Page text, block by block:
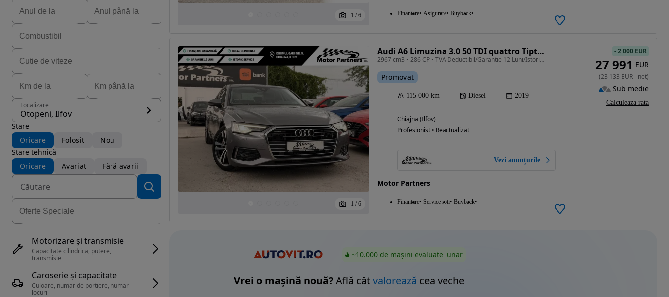
Localizare
Otopeni, Ilfov
Stare
Oricare
Folosit
Nou
Stare tehnică
Oricare
Avariat Fără avarii
Motorizare și transmisie
Capacitate cilindrica, putere,
transmisie
Caroserie și capacitate
Culoare, numar de portiere, numar
locuri
1 / 6 Finantare Asigurare Buyback
1 / 6
Audi A6 Limuzina 3.0 50 TDI quattro Tiptronic Design
2967 cm3 • 286 CP • TVA Deductibil/Garantie 12 Luni/Istoric/Trapa electrica/Distronic
Promovat
115 000 km Diesel 2019
Chiajna (Ilfov)
Profesionist • Reactualizat
Vezi anunțurile
Motor Partners
Finantare Service roti Buyback
-2 000 EUR
27 991 EUR
(23 133 EUR- net)
Sub medie
Calculeaza rata
~10.000 de mașini evaluate lunar
Vrei o mașină nouă? Află câtvalorează cea veche